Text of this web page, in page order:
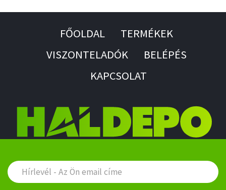
FŐOLDAL
TERMÉKEK
VISZONTELADÓK
BELÉPÉS
KAPCSOLAT